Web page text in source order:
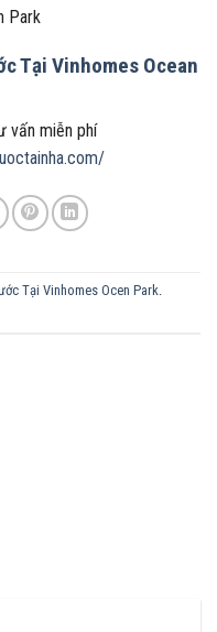
Park
Tại Vinhomes Ocean
vấn miễn phí
Tại Vinhomes Ocen Park.